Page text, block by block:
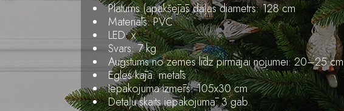
Platums (apakšējās daļas diametrs: 128 cm
Materiāls: PVC
LED: x
Svars: 7 kg
Augstums no zemes līdz pirmajai nojumei: 20–25 cm
Egles kāja: metāls
Iepakojuma izmērs: 105x30 cm
Detaļu skaits iepakojumā: 3 gab.